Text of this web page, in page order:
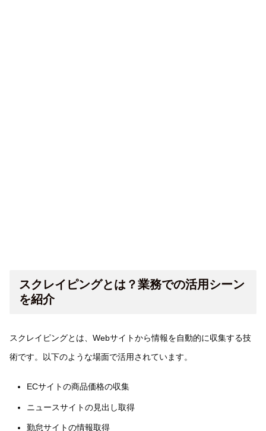
スクレイピングとは？業務での活用シーン
を紹介
スクレイピングとは、Webサイトから情報を自動的に収集する技
術です。以下のような場面で活用されています。
ECサイトの商品価格の収集
ニュースサイトの見出し取得
勤怠サイトの情報取得